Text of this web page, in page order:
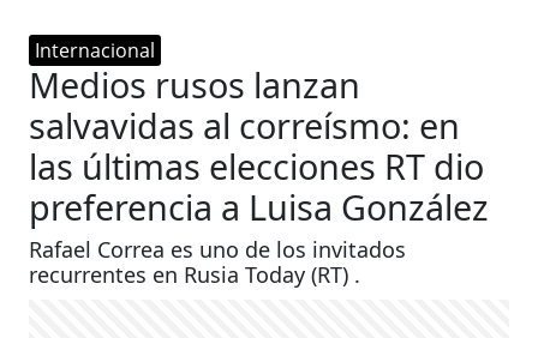
Internacional
Medios rusos lanzan
salvavidas al correísmo: en
las últimas elecciones RT dio
preferencia a Luisa González
Rafael Correa es uno de los invitados
recurrentes en Rusia Today (RT) .